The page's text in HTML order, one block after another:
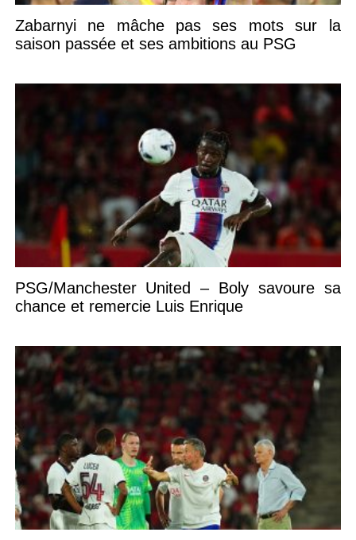
Zabarnyi ne mâche pas ses mots sur la
saison passée et ses ambitions au PSG
PSG/Manchester United – Boly savoure sa
chance et remercie Luis Enrique